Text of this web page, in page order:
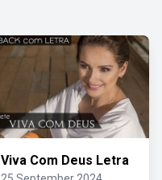
Viva Com Deus Letra